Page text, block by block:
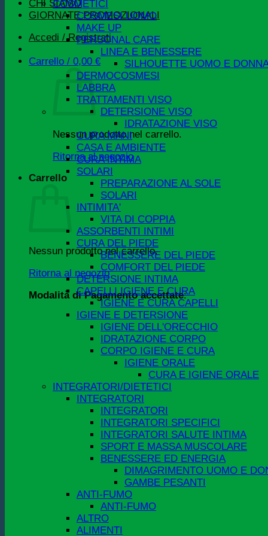
CHI SIAMO
GIORNATE PROMOZIONALI
Accedi / Registrati
Carrello / 0,00 €
Nessun prodotto nel carrello.
Ritorna al negozio
Carrello
Nessun prodotto nel carrello.
Ritorna al negozio
Modalità di Pagamento accettate:
COSMETICI
COSMESI UOMO
MAKE UP
PERSONAL CARE
LINEA E BENESSERE
SILHOUETTE UOMO E
DERMOCOSMESI
LABBRA
TRATTAMENTI VISO
DETERSIONE VISO
IDRATAZIONE VISO
CURA MANI
CASA E AMBIENTE
CURA INTIMA
SOLARI
PREPARAZIONE AL SOLE
SOLARI
INTIMITA'
VITA DI COPPIA
ASSORBENTI INTIMI
CURA DEL PIEDE
BENESSERE DEL PIEDE
COMFORT DEL PIEDE
DETERSIONE INTIMA
CAPELLI IGIENE E CURA
IGIENE E CURA CAPELLI
IGIENE E DETERSIONE
IGIENE DELL'ORECCHIO
IDRATAZIONE CORPO
CORPO IGIENE E CURA
IGIENE ORALE
CURA E IGIENE ORALE
INTEGRATORI/DIETETICI
INTEGRATORI
INTEGRATORI
INTEGRATORI SPECIFICI
INTEGRATORI SALUTE INTIMA
SPORT E MASSA MUSCOLARE
BENESSERE ED ENERGIA
DIMAGRIMENTO UOMO E
GAMBE PESANTI
ANTI-FUMO
ANTI-FUMO
ALTRO
ALIMENTI